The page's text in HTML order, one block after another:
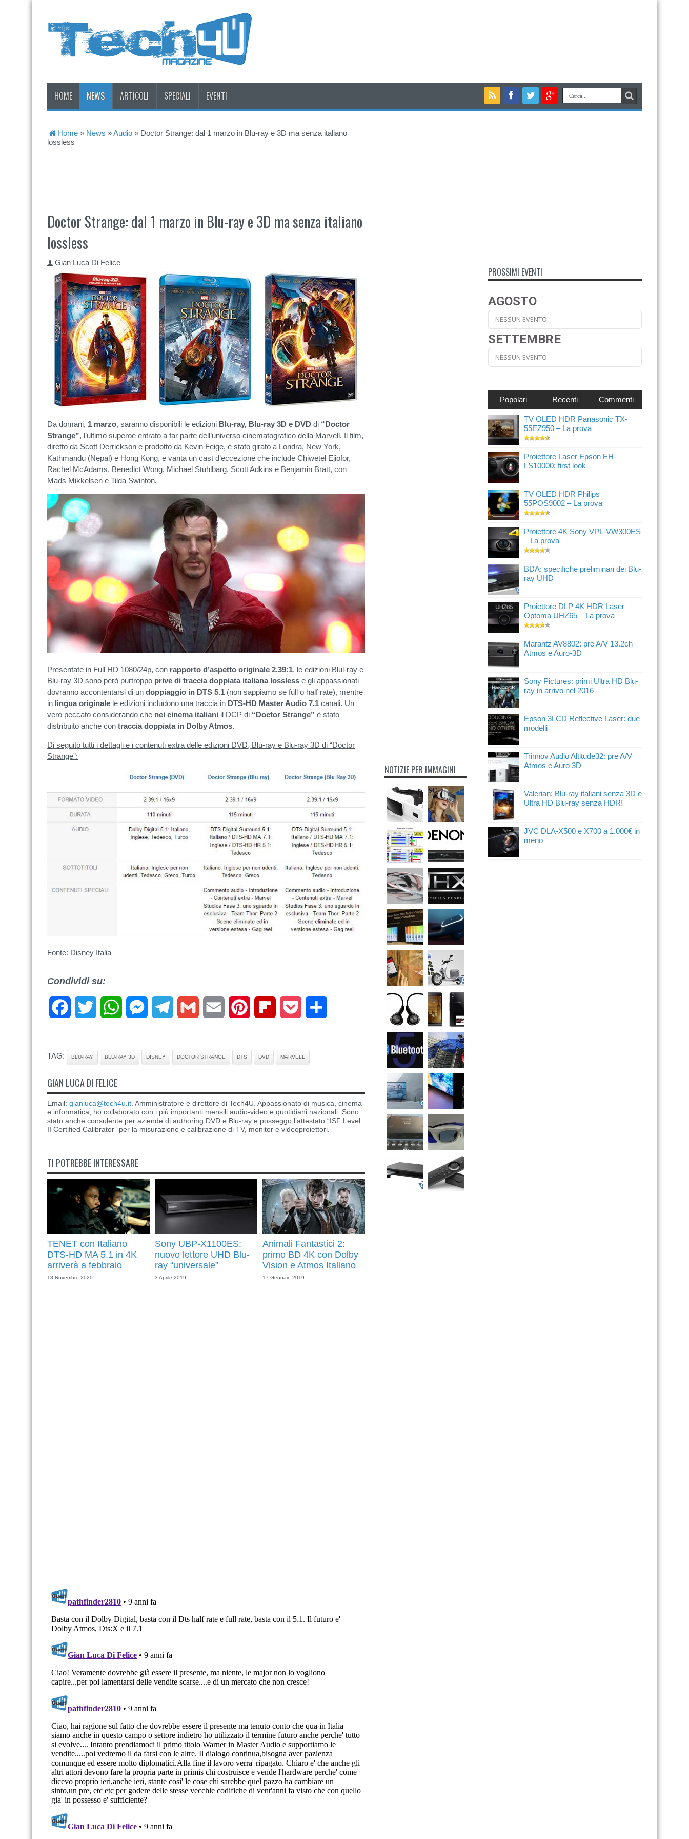
HOME NEWS ARTICOLI SPECIALI EVENTI
Home » News »Audio » Doctor Strange: dal 1 marzo in Blu-ray e 3D ma senza italiano
lossless
Doctor Strange: dal 1 marzo in Blu-ray e 3D ma senza italiano
lossless
Gian Luca Di Felice
Da domani, 1 marzo, saranno disponibili le edizioni Blu-ray, Blu-ray 3D e DVD di “Doctor
Strange”, l’ultimo superoe entrato a far parte dell’universo cinematografico della Marvell. Il film,
diretto da Scott Derrickson e prodotto da Kevin Feige, è stato girato a Londra, New York,
Kathmandu (Nepal) e Hong Kong, e vanta un cast d’eccezione che include Chiwetel Ejiofor,
Rachel McAdams, Benedict Wong, Michael Stuhlbarg, Scott Adkins e Benjamin Bratt, con
Mads Mikkelsen e Tilda Swinton.
Presentate in Full HD 1080/24p, con rapporto d’aspetto originale 2.39:1, le edizioni Blul-ray e
Blu-ray 3D sono però purtroppo prive di traccia doppiata italiana lossless e gli appassionati
dovranno accontentarsi di un doppiaggio in DTS 5.1 (non sappiamo se full o half rate), mentre
in lingua originale le edizioni includono una traccia in DTS-HD Master Audio 7.1 canali. Un
vero peccato considerando che nei cinema italiani il DCP di “Doctor Strange” è stato
distribuito anche con traccia doppiata in Dolby Atmos.
Di seguito tutti i dettagli e i contenuti extra delle edizioni DVD, Blu-ray e Blu-ray 3D di “Doctor
Strange”:
Fonte: Disney Italia
Condividi su:
FacebookTwitter WhatsAppMessengerTelegramGmail Email Pinterest FlipboardPocket
TAG: BLU-RAY BLU-RAY 3D DISNEY DOCTOR STRANGE DTS DVD MARVELL
GIAN LUCA DI FELICE
Email: gianluca@tech4u.it . Amministratore e direttore di Tech4U. Appassionato di musica, cinema
e informatica, ho collaborato con i più importanti mensili audio-video e quotidiani nazionali. Sono
stato anche consulente per aziende di authoring DVD e Blu-ray e posseggo l’attestato “ISF Level
II Certified Calibrator” per la misurazione e calibrazione di TV, monitor e videoproiettori.
TI POTREBBE INTERESSARE
TENET con Italiano
DTS-HD MA 5.1 in 4K
arriverà a febbraio
18 Novembre 2020
Sony UBP-X1100ES:
nuovo lettore UHD Blu-
ray “universale”
3 Aprile 2019
Animali Fantastici 2:
primo BD 4K con Dolby
Vision e Atmos Italiano
17 Gennaio 2019
NOTIZIE PER IMMAGINI
PROSSIMI EVENTI
AGOSTO
NESSUN EVENTO
SETTEMBRE
NESSUN EVENTO
Popolari Recenti Commenti
TV OLED HDR Panasonic TX-
55EZ950 – La prova
Proiettore Laser Epson EH-
LS10000: first look
TV OLED HDR Philips
55POS9002 – La prova
Proiettore 4K Sony VPL-VW300ES
– La prova
BDA: specifiche preliminari dei Blu-
ray UHD
Proiettore DLP 4K HDR Laser
Optoma UHZ65 – La prova
Marantz AV8802: pre A/V 13.2ch
Atmos e Auro-3D
Sony Pictures: primi Ultra HD Blu-
ray in arrivo nel 2016
Epson 3LCD Reflective Laser: due
modelli
Trinnov Audio Altitude32: pre A/V
Atmos e Auro 3D
Valerian: Blu-ray italiani senza 3D e
Ultra HD Blu-ray senza HDR!
JVC DLA-X500 e X700 a 1.000€ in
meno